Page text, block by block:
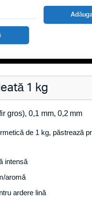
1 kg
gros), 0,1 mm, 0,2 mm
de 1 kg, păstrează
intensă
aromă
ardere lină